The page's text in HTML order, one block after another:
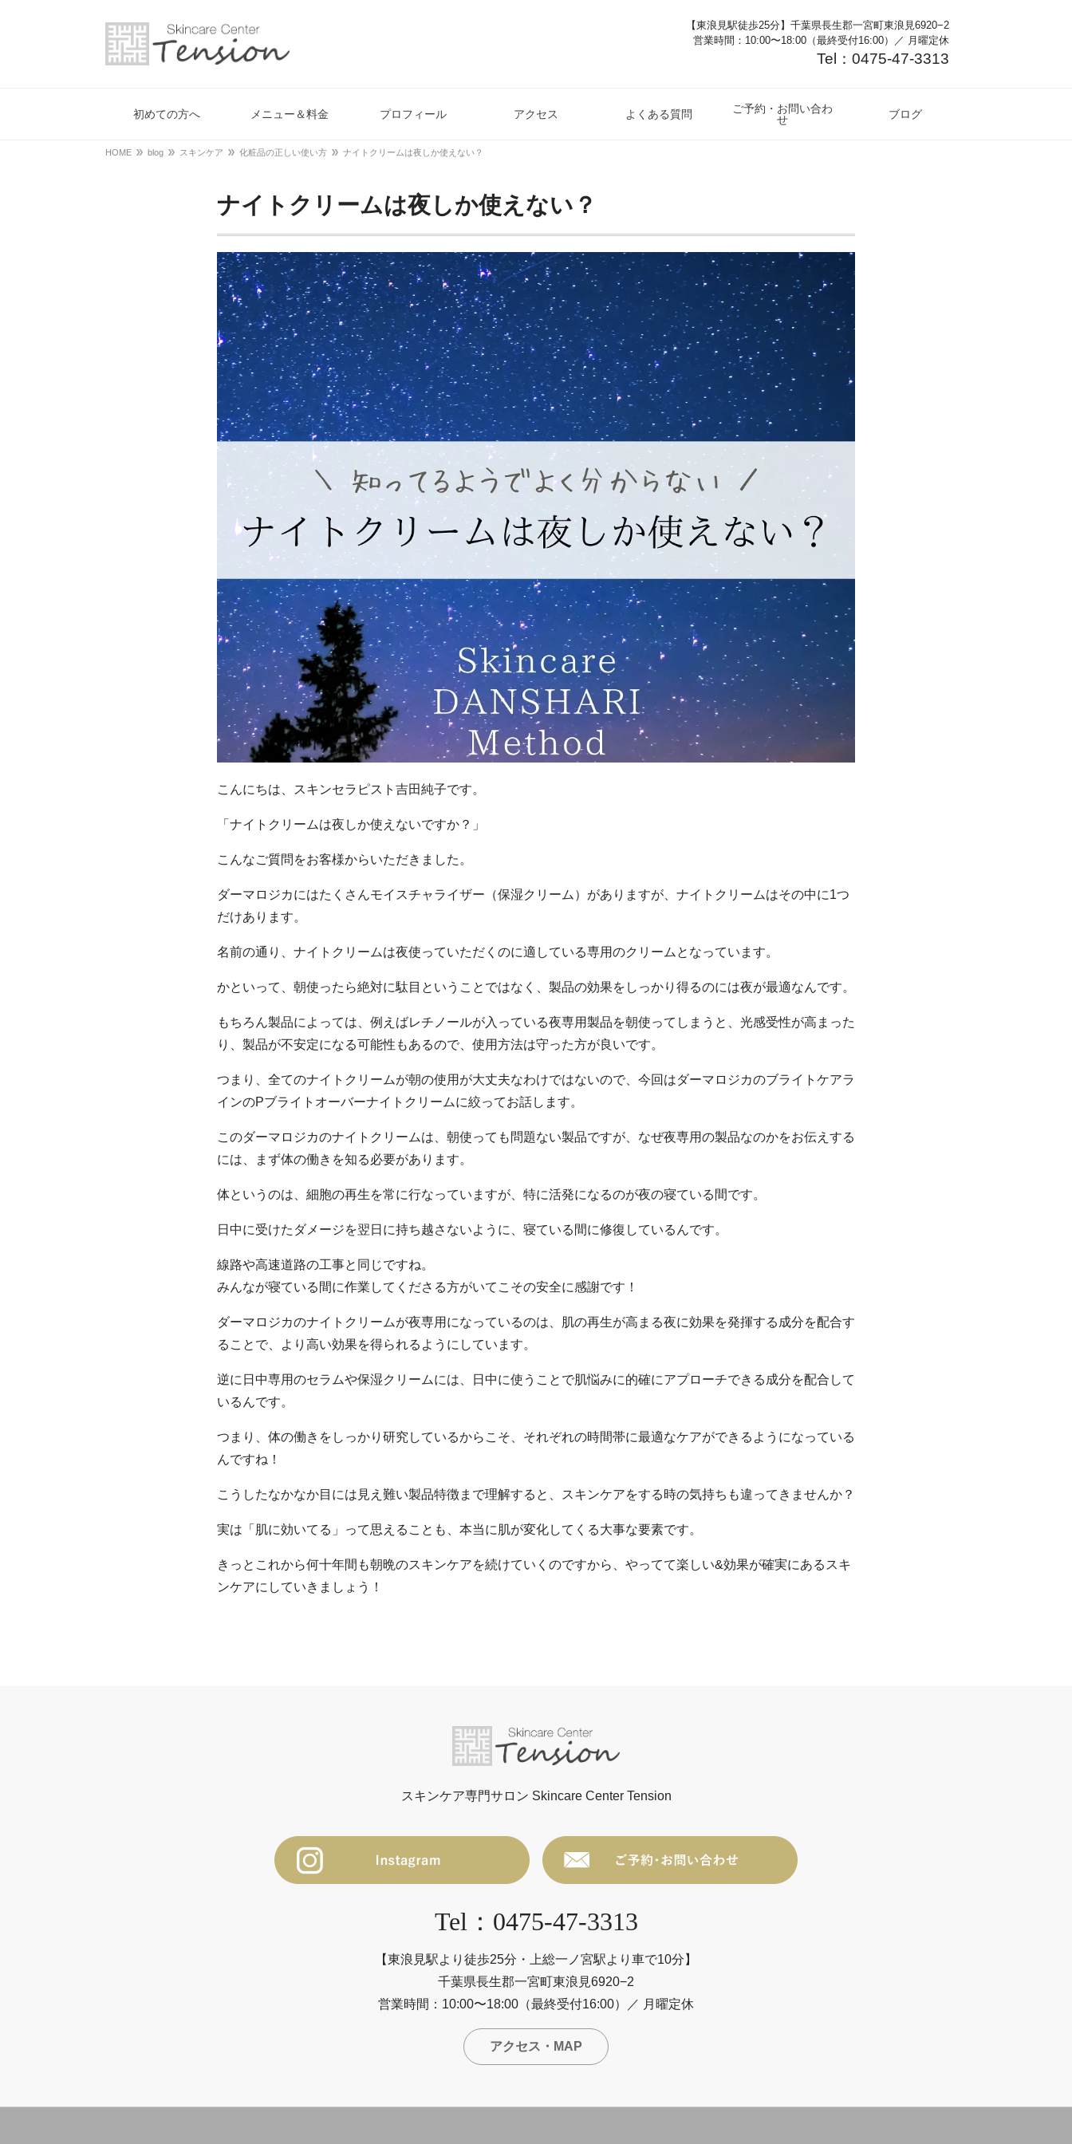
【東浪見駅徒歩25分】千葉県長生郡一宮町東浪見6920−2
営業時間：10:00〜18:00（最終受付16:00）／ 月曜定休
Tel：0475-47-3313
初めての方へ メニュー＆料金 プロフィール アクセス よくある質問
ご予約・お問い合わ
せ
ブログ
HOME blog スキンケア 化粧品の正しい使い方 ナイトクリームは夜しか使えない？
ナイトクリームは夜しか使えない？
こんにちは、スキンセラピスト吉田純子です。
「ナイトクリームは夜しか使えないですか？」
こんなご質問をお客様からいただきました。
ダーマロジカにはたくさんモイスチャライザー（保湿クリーム）がありますが、ナイトクリームはその中に1つ
だけあります。
名前の通り、ナイトクリームは夜使っていただくのに適している専用のクリームとなっています。
かといって、朝使ったら絶対に駄目ということではなく、製品の効果をしっかり得るのには夜が最適なんです。
もちろん製品によっては、例えばレチノールが入っている夜専用製品を朝使ってしまうと、光感受性が高まった
り、製品が不安定になる可能性もあるので、使用方法は守った方が良いです。
つまり、全てのナイトクリームが朝の使用が大丈夫なわけではないので、今回はダーマロジカのブライトケアラ
インのPブライトオーバーナイトクリームに絞ってお話します。
このダーマロジカのナイトクリームは、朝使っても問題ない製品ですが、なぜ夜専用の製品なのかをお伝えする
には、まず体の働きを知る必要があります。
体というのは、細胞の再生を常に行なっていますが、特に活発になるのが夜の寝ている間です。
日中に受けたダメージを翌日に持ち越さないように、寝ている間に修復しているんです。
線路や高速道路の工事と同じですね。
みんなが寝ている間に作業してくださる方がいてこその安全に感謝です！
ダーマロジカのナイトクリームが夜専用になっているのは、肌の再生が高まる夜に効果を発揮する成分を配合す
ることで、より高い効果を得られるようにしています。
逆に日中専用のセラムや保湿クリームには、日中に使うことで肌悩みに的確にアプローチできる成分を配合して
いるんです。
つまり、体の働きをしっかり研究しているからこそ、それぞれの時間帯に最適なケアができるようになっている
んですね！
こうしたなかなか目には見え難い製品特徴まで理解すると、スキンケアをする時の気持ちも違ってきませんか？
実は「肌に効いてる」って思えることも、本当に肌が変化してくる大事な要素です。
きっとこれから何十年間も朝晩のスキンケアを続けていくのですから、やってて楽しい&効果が確実にあるスキ
ンケアにしていきましょう！
スキンケア専門サロン Skincare Center Tension
Tel：0475-47-3313
【東浪見駅より徒歩25分・上総一ノ宮駅より車で10分】
千葉県長生郡一宮町東浪見6920−2
営業時間：10:00〜18:00（最終受付16:00）／ 月曜定休
アクセス・MAP